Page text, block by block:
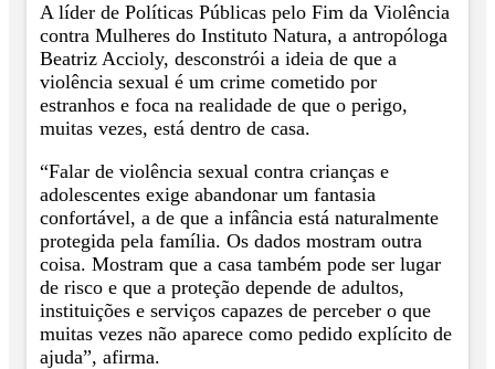
A líder de Políticas Públicas pelo Fim da Violência
contra Mulheres do Instituto Natura, a antropóloga
Beatriz Accioly, desconstrói a ideia de que a
violência sexual é um crime cometido por
estranhos e foca na realidade de que o perigo,
muitas vezes, está dentro de casa.
“Falar de violência sexual contra crianças e
adolescentes exige abandonar um fantasia
confortável, a de que a infância está naturalmente
protegida pela família. Os dados mostram outra
coisa. Mostram que a casa também pode ser lugar
de risco e que a proteção depende de adultos,
instituições e serviços capazes de perceber o que
muitas vezes não aparece como pedido explícito de
ajuda”, afirma.